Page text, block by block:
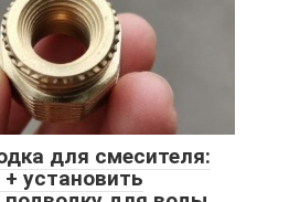
для смесителя:
установить